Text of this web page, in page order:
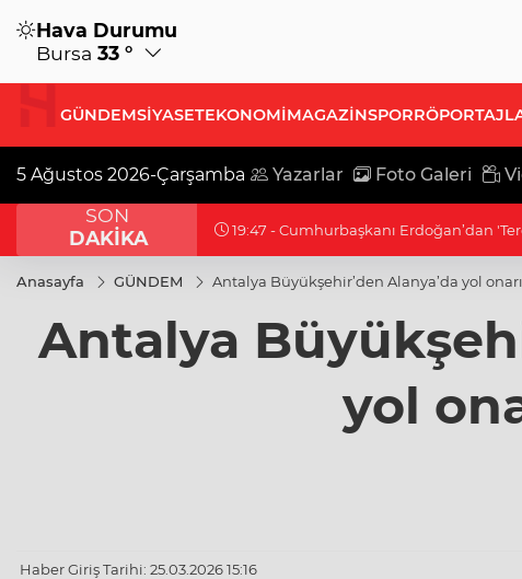
Hava Durumu
Bursa 33 °
GÜNDEMSİYASETEKONOMİMAGAZİNSPOR
5 Ağustos 2026-Çarşamba Yazarlar Foto Galeri
SON
DAKİKA
19:32 - Bilecik'te Vali Sözer'den coğrafi
Anasayfa GÜNDEM Antalya Büyükşehir’den Alanya’da yol
Antalya
yol
Haber Giriş Tarihi: 25.03.2026 15:16